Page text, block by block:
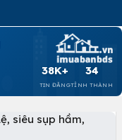
38K+
TIN ĐĂNG
34
TỈNH THÀNH